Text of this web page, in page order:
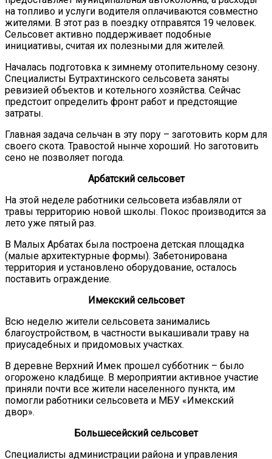
на топливо и услуги водителя оплачиваются совместно
жителями. В этот раз в поездку отправятся 19 человек.
Сельсовет активно поддерживает подобные
инициативы, считая их полезными для жителей.
Началась подготовка к зимнему отопительному сезону.
Специалисты Бутрахтинского сельсовета заняты
ревизией объектов и котельного хозяйства. Сейчас
предстоит определить фронт работ и предстоящие
затраты.
Главная задача сельчан в эту пору – заготовить корм для
своего скота. Травостой нынче хороший. Но заготовить
сено не позволяет погода.
Арбатский сельсовет
На этой неделе работники сельсовета избавляли от
травы территорию новой школы. Покос производится за
лето уже пятый раз.
В Малых Арбатах была построена детская площадка
(малые архитектурные формы). Забетонирована
территория и установлено оборудование, осталось
поставить ограждение.
Имекский сельсовет
Всю неделю жители сельсовета занимались
благоустройством, в частности выкашивали траву на
приусадебных и придомовых участках.
В деревне Верхний Имек прошел субботник – было
огорожено кладбище. В мероприятии активное участие
приняли почти все жители населенного пункта, им
помогли работники сельсовета и МБУ «Имекский
двор».
Большесейский сельсовет
Специалисты администрации района и управления